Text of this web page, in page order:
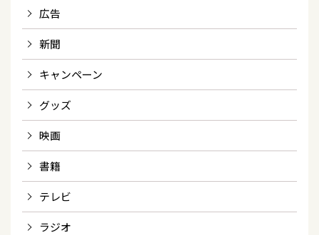
広告
新聞
キャンペーン
グッズ
映画
書籍
テレビ
ラジオ